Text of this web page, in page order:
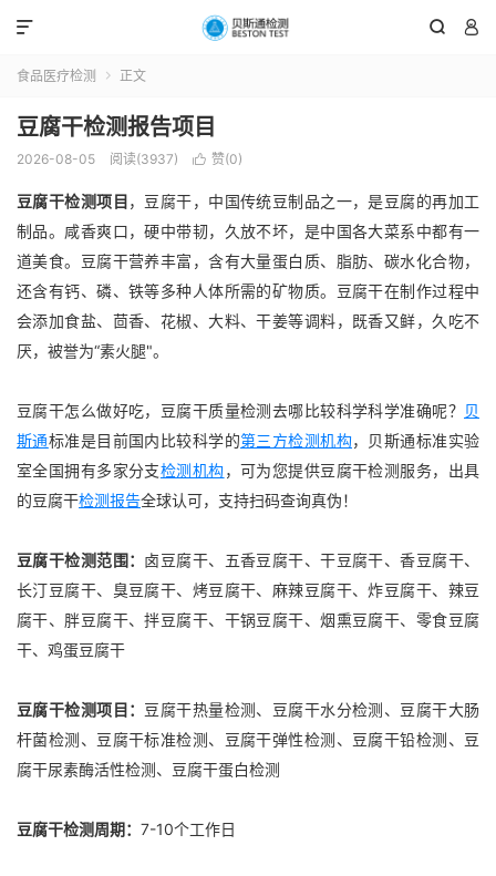
 

食品医疗检测  正文
豆腐干检测报告项目
2026-08-05 阅读(3937)  赞(0)
豆腐干检测项目，豆腐干，中国传统豆制品之一，是豆腐的再加工
制品。咸香爽口，硬中带韧，久放不坏，是中国各大菜系中都有一
道美食。豆腐干营养丰富，含有大量蛋白质、脂肪、碳水化合物，
还含有钙、磷、铁等多种人体所需的矿物质。豆腐干在制作过程中
会添加食盐、茴香、花椒、大料、干姜等调料，既香又鲜，久吃不
厌，被誉为“素火腿"。
豆腐干怎么做好吃，豆腐干质量检测去哪比较科学科学准确呢？ 贝
斯通标准是目前国内比较科学的第三方检测机构，贝斯通标准实验
室全国拥有多家分支检测机构，可为您提供豆腐干检测服务，出具
的豆腐干检测报告全球认可，支持扫码查询真伪！
豆腐干检测范围： 卤豆腐干、五香豆腐干、干豆腐干、香豆腐干、
长汀豆腐干、臭豆腐干、烤豆腐干、麻辣豆腐干、炸豆腐干、辣豆
腐干、胖豆腐干、拌豆腐干、干锅豆腐干、烟熏豆腐干、零食豆腐
干、鸡蛋豆腐干
豆腐干检测项目： 豆腐干热量检测、豆腐干水分检测、豆腐干大肠
杆菌检测、豆腐干标准检测、豆腐干弹性检测、豆腐干铅检测、豆
腐干尿素酶活性检测、豆腐干蛋白检测
豆腐干检测周期： 7-10个工作日